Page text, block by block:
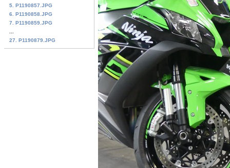
5. P1190857.JPG
6. P1190858.JPG
7. P1190859.JPG
27. P1190879.JPG